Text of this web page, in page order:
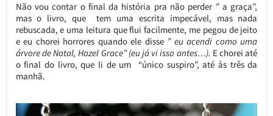
Não vou contar o final da história pra não perder ” a graça”,
mas o livro, que tem uma escrita impecável, mas nada
rebuscada, e uma leitura que flui facilmente, me pegou de jeito
e eu chorei horrores quando ele disse ” eu acendi como uma
árvore de Natal, Hazel Grace” (eu já vi isso antes…). E chorei até
o final do livro, que li de um “único suspiro”, até às três da
manhã.